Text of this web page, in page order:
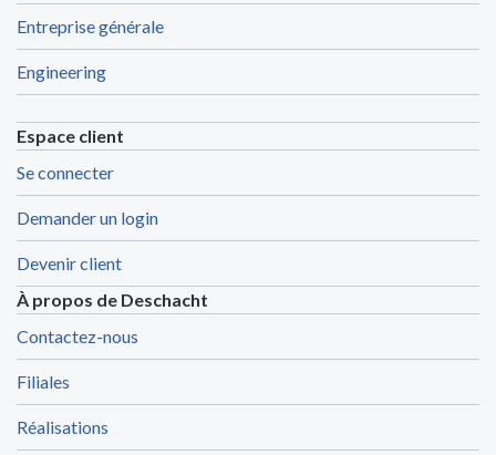
Entreprise générale
Engineering
Espace client
Se connecter
Demander un login
Devenir client
À propos de Deschacht
Contactez-nous
Filiales
Réalisations